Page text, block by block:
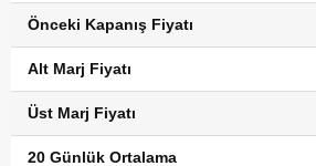
Önceki Kapanış Fiyatı
Alt Marj Fiyatı
Üst Marj Fiyatı
20 Günlük Ortalama